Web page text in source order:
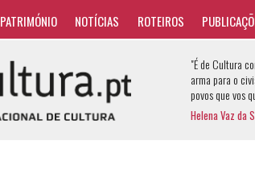
PATRIMÓNIO NOTÍCIAS ROTEIROS
"É de Cultura
arma para o
povos que vos
Helena Vaz da